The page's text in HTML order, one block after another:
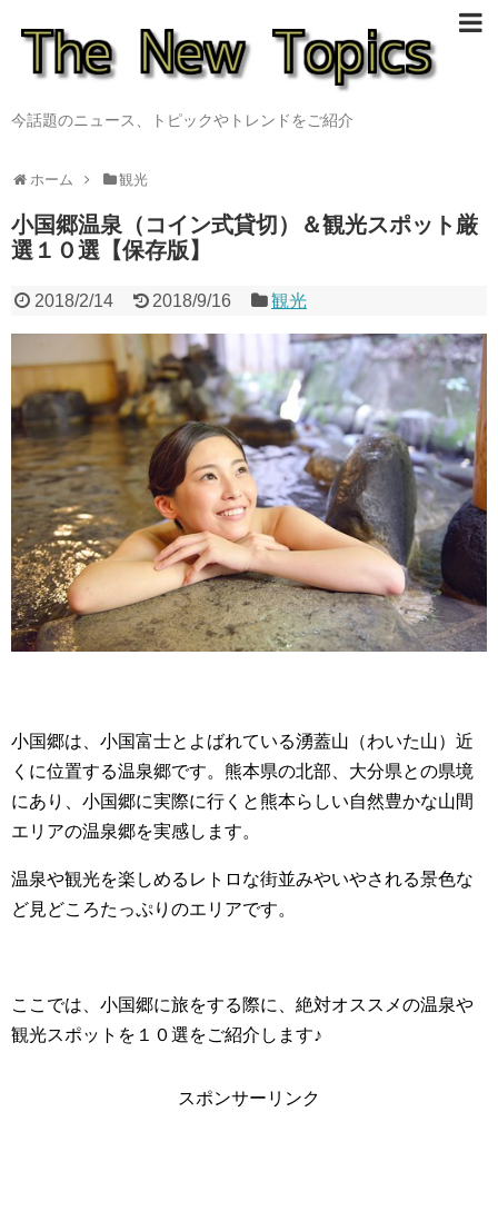
今話題のニュース、トピックやトレンドをご紹介
ホーム 観光
小国郷温泉（コイン式貸切）＆観光スポット厳
選１０選【保存版】
2018/2/14 2018/9/16 観光
小国郷は、小国富士とよばれている湧蓋山（わいた山）近
くに位置する温泉郷です。熊本県の北部、大分県との県境
にあり、小国郷に実際に行くと熊本らしい自然豊かな山間
エリアの温泉郷を実感します。
温泉や観光を楽しめるレトロな街並みやいやされる景色な
ど見どころたっぷりのエリアです。
ここでは、小国郷に旅をする際に、絶対オススメの温泉や
観光スポットを１０選をご紹介します♪
スポンサーリンク